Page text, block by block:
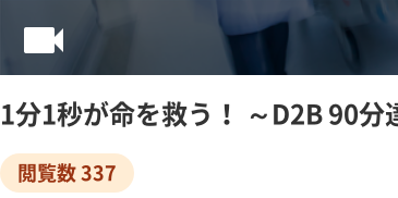
videocam
1分1秒が命を救う！ ～D2B 90分
閲覧数 337